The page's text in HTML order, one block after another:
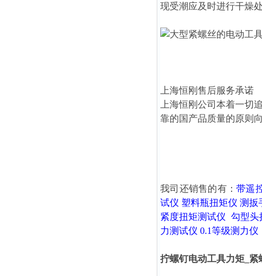
现受潮应及时进行干燥
上海恒刚售后服务承诺
上海恒刚公司本着一切
靠的国产品质量的原则
我司还销售的有：带遥
试仪 塑料瓶扭矩仪 测扳
紧度扭矩测试仪 勾型头
力测试仪 0.1等级测力仪
拧螺钉电动工具力矩_